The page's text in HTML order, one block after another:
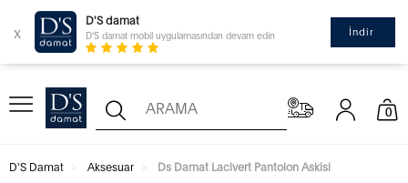
x
D'S damat
D'S damat mobil uygulamasından devam edin İndir
0
D'S Damat Aksesuar Ds Damat Lacivert Pantolon Askisi